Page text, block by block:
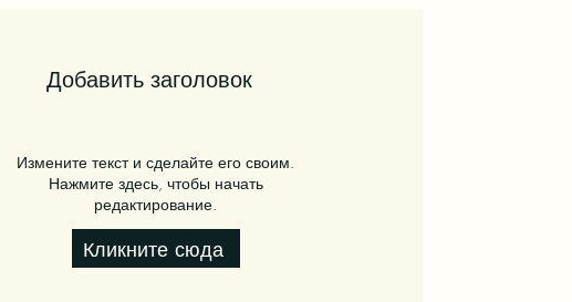
Добавить заголовок
Измените текст и сделайте его своим.
Нажмите здесь, чтобы начать
редактирование.
Кликните сюда